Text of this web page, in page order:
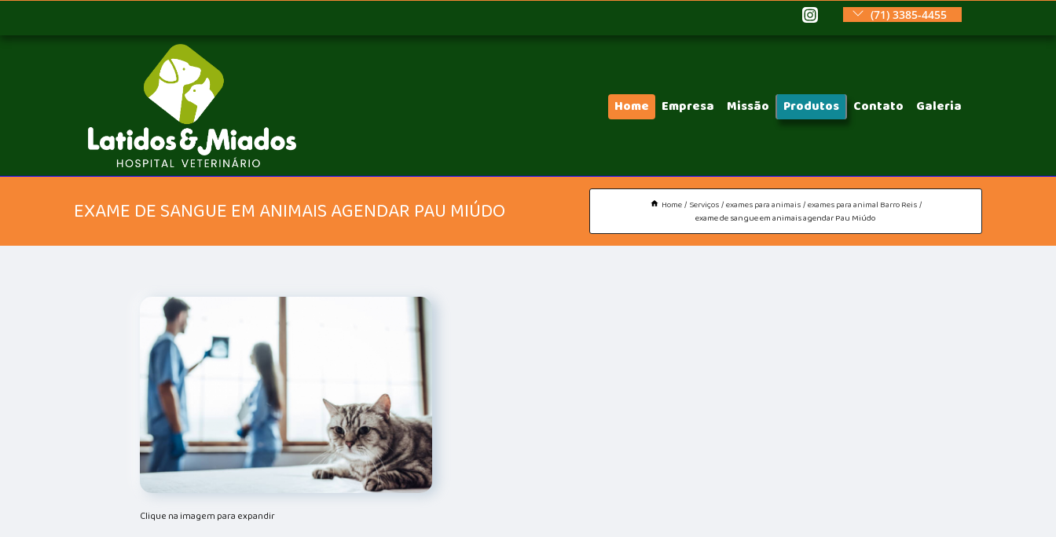
(71) 3385-4455
Home Empresa Missão Produtos Contato Galeria
EXAME DE SANGUE EM ANIMAIS AGENDAR PAU MIÚDO Home Serviços exames para animais exames para animal Barro Reis
exame de sangue em animais agendar Pau Miúdo
Clique na imagem para expandir